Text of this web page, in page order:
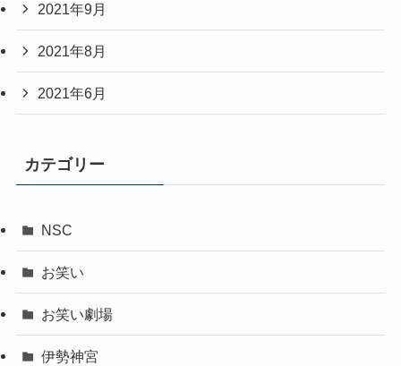
2021年9月
2021年8月
2021年6月
カテゴリー
NSC
お笑い
お笑い劇場
伊勢神宮